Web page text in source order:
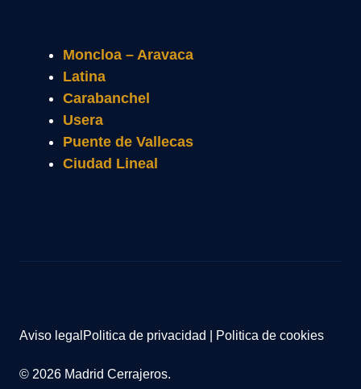
Moncloa – Aravaca
Latina
Carabanchel
Usera
Puente de Vallecas
Ciudad Lineal
© 2026 Madrid Cerrajeros.
Aviso legal Politica de privacidad Politica de cookies